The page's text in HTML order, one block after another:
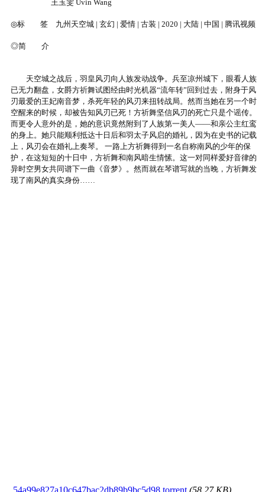
王玉雯 Uvin Wang
◎标 签 九州天空城 | 玄幻 | 爱情 | 古装 | 2020 | 大陆 | 中国 | 腾讯视频
◎简 介
天空城之战后，羽皇风刃向人族发动战争。兵至凉州城下，眼看人族
已无力翻盘，女爵方祈舞试图经由时光机器“流年转”回到过去，附身于风
刃最爱的王妃南音梦，杀死年轻的风刃来扭转战局。然而当她在另一个时
空醒来的时候，却被告知风刃已死！方祈舞坚信风刃的死亡只是个谣传。
而更令人意外的是，她的意识竟然附到了人族第一美人——和亲公主红鸾
的身上。她只能顺利抵达十日后和羽太子风启的婚礼，因为在史书的记载
上，风刃会在婚礼上奏琴。 一路上方祈舞得到一名自称南风的少年的保
护，在这短短的十日中，方祈舞和南风暗生情愫。这一对同样爱好音律的
异时空男女共同谱下一曲《音梦》。然而就在琴谱写就的当晚，方祈舞发
现了南风的真实身份……
54a99e827a10c647bac2db89b9bc5d98.torrent (58.27 KB)